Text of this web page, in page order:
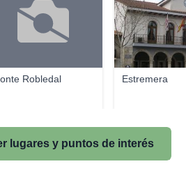
Robledal Estremera
lugares y puntos de interés